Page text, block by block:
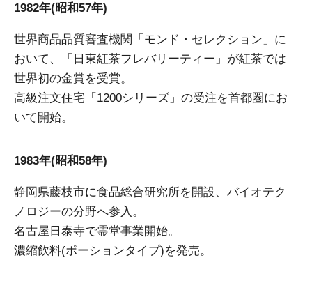
1982年(昭和57年)
世界商品品質審査機関「モンド・セレクション」に
おいて、「日東紅茶フレバリーティー」が紅茶では
世界初の金賞を受賞。
高級注文住宅「1200シリーズ」の受注を首都圏にお
いて開始。
1983年(昭和58年)
静岡県藤枝市に食品総合研究所を開設、バイオテク
ノロジーの分野へ参入。
名古屋日泰寺で霊堂事業開始。
濃縮飲料(ポーションタイプ)を発売。